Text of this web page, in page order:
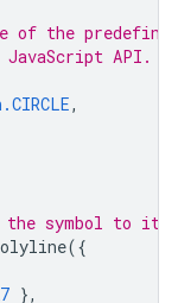
of the
API.
,
the symbol to
({
},